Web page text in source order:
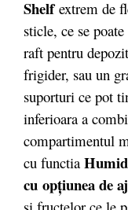
Shelfextrem de
sticle, ce se
raft pentru
frigider, sau un
suporturi ce pot
inferioara a
compartimentul
cu functia
cu opțiunea de
si fructelor ce le